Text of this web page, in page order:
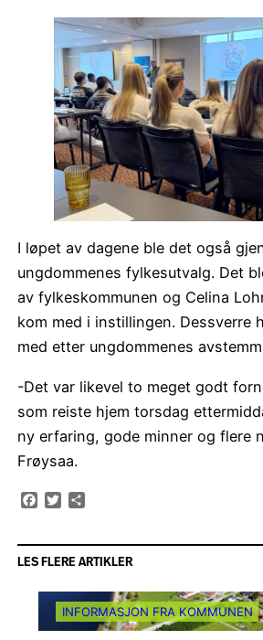
I løpet av dagene ble det også
ungdommenes fylkesutvalg. Det
av fylkeskommunen og Celina
kom med i instillingen. Dessverre
med etter ungdommenes
-Det var likevel to meget godt
som reiste hjem torsdag
ny erfaring, gode minner og flere
Frøysaa.
Facebook
Twitter
LES FLERE ARTIKLER
INFORMASJON FRA KOMMUNEN